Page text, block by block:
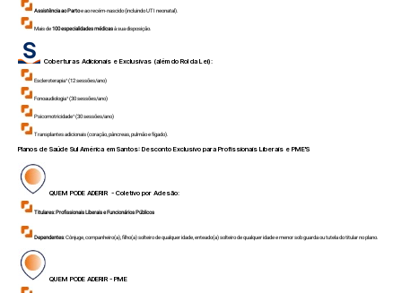
Assistência ao Partoe ao recém-nascido (incluindo UTI neonatal).
Mais de100 especialidades médicasà sua disposição.
Coberturas Adicionais e Exclusivas (além do Rol da Lei):
Escleroterapia¹ (12 sessões/ano)
Fonoaudiologia¹ (30 sessões/ano)
Psicomotricidade¹ (30 sessões/ano)
Transplantes adicionais (coração, pâncreas, pulmão e fígado).
Planos de Saúde Sul América emSantos: Desconto Exclusivo para Profissionais Liberais e PME'S
QUEM PODE ADERIR - Coletivo por Adesão:
Titulares: Profissionais Liberais e Funcionários Públicos
Dependentes: Cônjuge, companheiro(a), filho(a) solteiro de qualquer idade, enteado(a) solteiro de qualquer idade e menor sob guarda ou tutela do titular no plano.
QUEM PODE ADERIR - PME